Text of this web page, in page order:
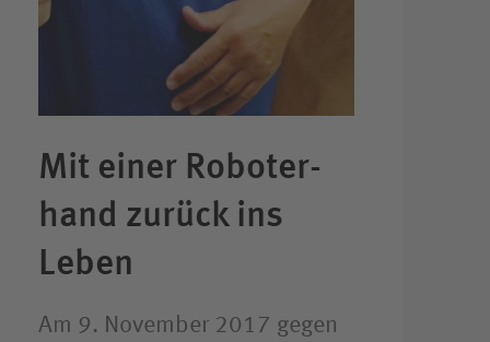
Mit einer Roboter­
hand zurück ins
Leben
Am 9. November 2017 gegen